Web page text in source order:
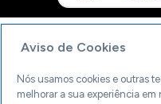
Aviso de Cookies
Nós usamos cookies e outras
melhorar a sua experiência em